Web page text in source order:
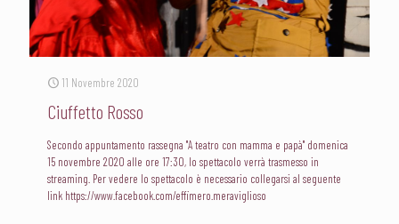
11 Novembre 2020
Ciuffetto Rosso
Secondo appuntamento rassegna "A teatro con mamma e papà" domenica
15 novembre 2020 alle ore 17:30, lo spettacolo verrà trasmesso in
streaming. Per vedere lo spettacolo è necessario collegarsi al seguente
link https://www.facebook.com/effimero.meraviglioso